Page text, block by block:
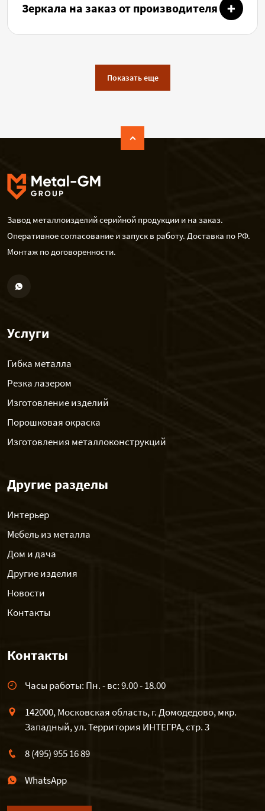
Зеркала на заказ от производителя
Показать еще
Завод металлоизделий серийной продукции и на заказ.
Оперативное согласование и запуск в работу. Доставка по РФ.
Монтаж по договоренности.
Услуги
Гибка металла
Резка лазером
Изготовление изделий
Порошковая окраска
Изготовления металлоконструкций
Другие разделы
Интерьер
Мебель из металла
Дом и дача
Другие изделия
Новости
Контакты
Контакты
Часы работы: Пн. - вс: 9.00 - 18.00
142000, Московская область, г. Домодедово, мкр.
Западный, ул. Территория ИНТЕГРА, стр. 3
8 (495) 955 16 89
WhatsApp